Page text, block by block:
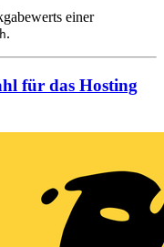
einer
.
für das Hosting